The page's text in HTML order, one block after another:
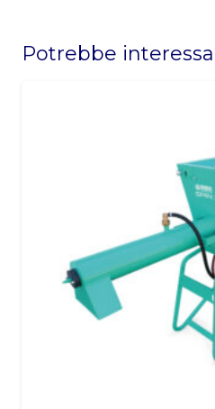
should
Potrebbe